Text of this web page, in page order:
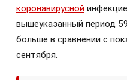
коронавирусной
вышеуказанный период
больше в сравнении с
сентября.